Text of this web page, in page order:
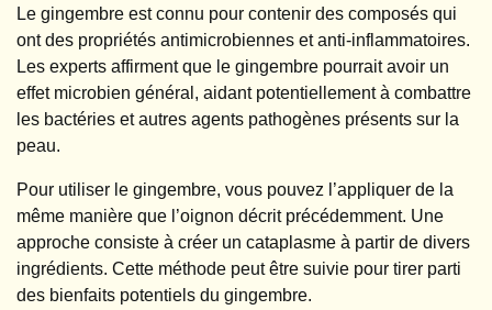
Le gingembre est connu pour contenir des composés qui
ont des propriétés antimicrobiennes et anti-inflammatoires.
Les experts affirment que le gingembre pourrait avoir un
effet microbien général, aidant potentiellement à combattre
les bactéries et autres agents pathogènes présents sur la
peau.
Pour utiliser le gingembre, vous pouvez l’appliquer de la
même manière que l’oignon décrit précédemment. Une
approche consiste à créer un cataplasme à partir de divers
ingrédients. Cette méthode peut être suivie pour tirer parti
des bienfaits potentiels du gingembre.